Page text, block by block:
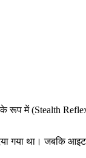
रूप में (Stealth
गया था। जबकि